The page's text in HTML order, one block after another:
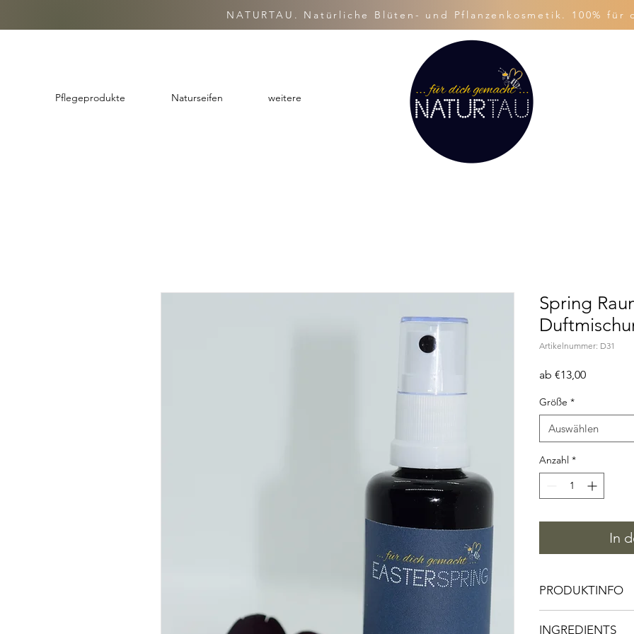
NATURTAU. Natürliche Blüten- und Pflanzenkosmetik. 100% für
Pflegeprodukte Naturseifen weitere
Spring
Artikelnummer: D31
ab €13,00Sale-
Größe *
Auswählen
Anzahl *
In
PRODUKTINFO
INGREDIENTS